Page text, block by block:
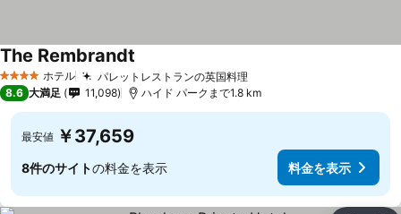
4 ホテルのランク
ホテル パレットレストランの英国料理
The Rembrandt
8.6 大満足 11,098 ハイド パークまで1.8 km
最安値 ￥37,659
8件のサイトの料金を表示 料金を表示